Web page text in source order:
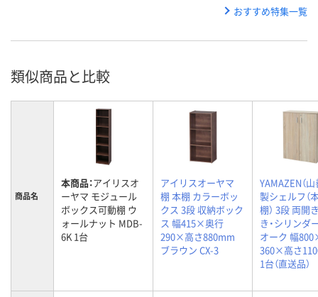
おすすめ特集一覧
類似商品と比較
商品名
本商品：アイリスオ
ーヤマ モジュール
ボックス可動棚 ウ
ォールナット MDB-
6K 1台
アイリスオーヤマ
棚 本棚 カラーボッ
クス 3段 収納ボック
ス 幅415×奥行
290×高さ880mm
ブラウン CX-3
YAMAZEN（山
製シェルフ（
棚） 3段 両開
き・シリンダ
オーク 幅
360×高さ
1台（直送品）